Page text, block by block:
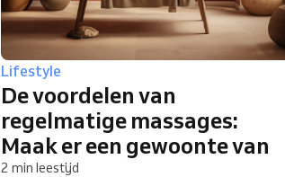
Lifestyle
De voordelen van
regelmatige massages:
Maak er een gewoonte van
2 min leestijd